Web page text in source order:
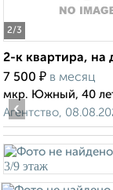
2/3
2-к квартира, на
7 500 ₽ в месяц
мкр. Южный, 40
Агентство,
‹